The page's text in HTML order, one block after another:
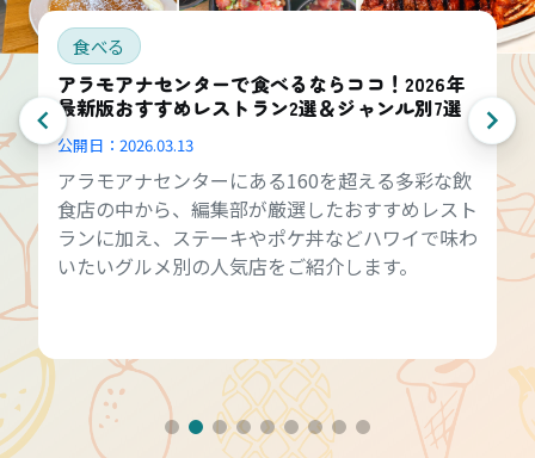
食べる
アラモアナセンターで食べるならココ！2026年
最新版おすすめレストラン2選＆ジャンル別7選
公開日： 2026.03.13
アラモアナセンターにある160を超える多彩な飲
食店の中から、編集部が厳選したおすすめレスト
ランに加え、ステーキやポケ丼などハワイで味わ
いたいグルメ別の人気店をご紹介します。